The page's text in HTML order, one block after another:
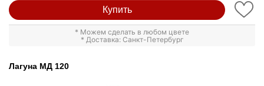
Купить
* Можем сделать в любом цвете
* Доставка: Санкт-Петербург
Лагуна МД 120